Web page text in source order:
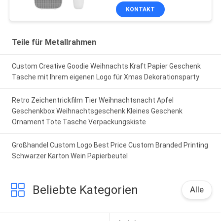
Papierbeutel
KONTAKT
Teile für Metallrahmen
Custom Creative Goodie Weihnachts Kraft Papier Geschenk
Tasche mit Ihrem eigenen Logo für Xmas Dekorationsparty
Retro Zeichentrickfilm Tier Weihnachtsnacht Apfel
Geschenkbox Weihnachtsgeschenk Kleines Geschenk
Ornament Tote Tasche Verpackungskiste
Großhandel Custom Logo Best Price Custom Branded Printing
Schwarzer Karton Wein Papierbeutel
Beliebte Kategorien Alle